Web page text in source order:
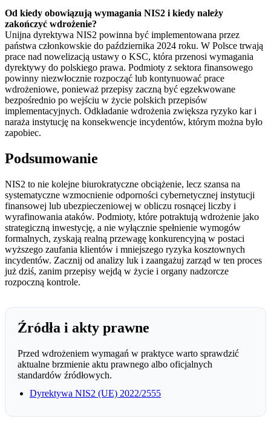
Od kiedy obowiązują wymagania NIS2 i kiedy należy
zakończyć wdrożenie?
Unijna dyrektywa NIS2 powinna być implementowana przez
państwa członkowskie do października 2024 roku. W Polsce trwają
prace nad nowelizacją ustawy o KSC, która przenosi wymagania
dyrektywy do polskiego prawa. Podmioty z sektora finansowego
powinny niezwłocznie rozpocząć lub kontynuować prace
wdrożeniowe, ponieważ przepisy zaczną być egzekwowane
bezpośrednio po wejściu w życie polskich przepisów
implementacyjnych. Odkładanie wdrożenia zwiększa ryzyko kar i
naraża instytucję na konsekwencje incydentów, którym można było
zapobiec.
Podsumowanie
NIS2 to nie kolejne biurokratyczne obciążenie, lecz szansa na
systematyczne wzmocnienie odporności cybernetycznej instytucji
finansowej lub ubezpieczeniowej w obliczu rosnącej liczby i
wyrafinowania ataków. Podmioty, które potraktują wdrożenie jako
strategiczną inwestycję, a nie wyłącznie spełnienie wymogów
formalnych, zyskają realną przewagę konkurencyjną w postaci
wyższego zaufania klientów i mniejszego ryzyka kosztownych
incydentów. Zacznij od analizy luk i zaangażuj zarząd w ten proces
już dziś, zanim przepisy wejdą w życie i organy nadzorcze
rozpoczną kontrole.
Źródła i akty prawne
Przed wdrożeniem wymagań w praktyce warto sprawdzić
aktualne brzmienie aktu prawnego albo oficjalnych
standardów źródłowych.
Dyrektywa NIS2 (UE) 2022/2555